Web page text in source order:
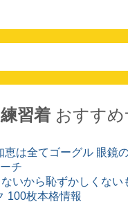
習着おすすめ
恵は全てゴーグル 眼鏡
チ
いから恥ずかしくない
100枚本格情報